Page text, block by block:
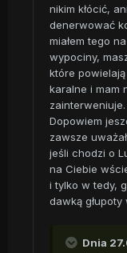
nikim kłócić,
denerwować
miałem tego
wypociny,
które
karalne i mam
zainterweniuje.
Dopowiem
zawsze
jeśli chodzi o
na Ciebie
i tylko w tedy,
dawką głupoty
Dnia